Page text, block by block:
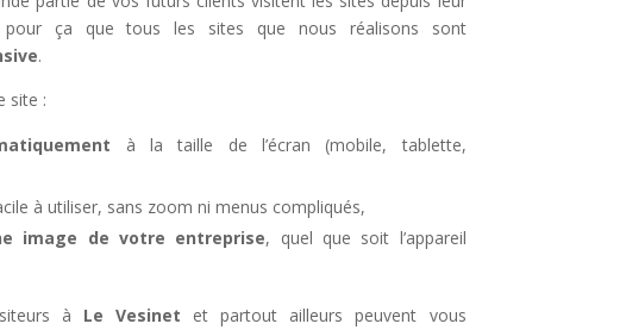
pour ça que tous les sites que nous réalisons sont
.
site :
à la taille de l’écran (mobile, tablette,
à utiliser, sans zoom ni menus compliqués,
image de votre entreprise, quel que soit l’appareil
à Le Vesinet et partout ailleurs peuvent vous